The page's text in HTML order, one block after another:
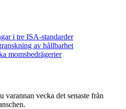
i tre ISA-standarder
av hållbarhet
momsbedrägerier
varannan vecka det senaste från